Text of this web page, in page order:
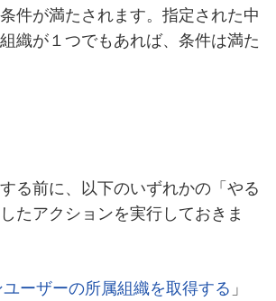
件が満たされます。指定された中
織が１つでもあれば、条件は満た
る前に、以下のいずれかの「やる
たアクションを実行しておきま
ユーザーの所属組織を取得する 」